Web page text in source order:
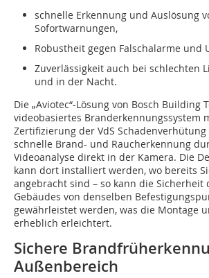
schnelle Erkennung und Auslösung
Sofortwarnungen,
Robustheit gegen Falschalarme und
Zuverlässigkeit auch bei schlechten
und in der Nacht.
Die „Aviotec“-Lösung von Bosch Building
videobasiertes Branderkennungssystem
Zertifizierung der VdS Schadenverhütung
schnelle Brand- und Raucherkennung
Videoanalyse direkt in der Kamera. Die
kann dort installiert werden, wo bereits
angebracht sind – so kann die Sicherheit
Gebäudes von denselben
gewährleistet werden, was die Montage
erheblich erleichtert.
Sichere
Außenbereich